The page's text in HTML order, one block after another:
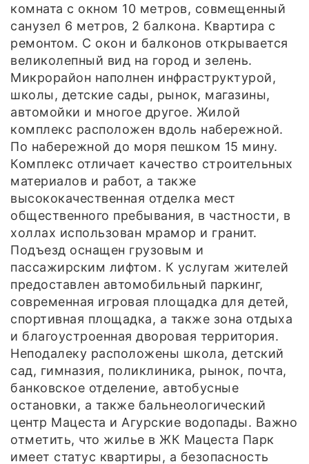
комната с окном 10 метров, совмещенный
санузел 6 метров, 2 балкона. Квартира с
ремонтом. С окон и балконов открывается
великолепный вид на город и зелень.
Микрорайон наполнен инфраструктурой,
школы, детские сады, рынок, магазины,
автомойки и многое другое. Жилой
комплекс расположен вдоль набережной.
По набережной до моря пешком 15 мину.
Комплекс отличает качество строительных
материалов и работ, а также
высококачественная отделка мест
общественного пребывания, в частности, в
холлах использован мрамор и гранит.
Подъезд оснащен грузовым и
пассажирским лифтом. К услугам жителей
предоставлен автомобильный паркинг,
современная игровая площадка для детей,
спортивная площадка, а также зона отдыха
и благоустроенная дворовая территория.
Неподалеку расположены школа, детский
сад, гимназия, поликлиника, рынок, почта,
банковское отделение, автобусные
остановки, а также бальнеологический
центр Мацеста и Агурские водопады. Важно
отметить, что жилье в ЖК Мацеста Парк
имеет статус квартиры, а безопасность